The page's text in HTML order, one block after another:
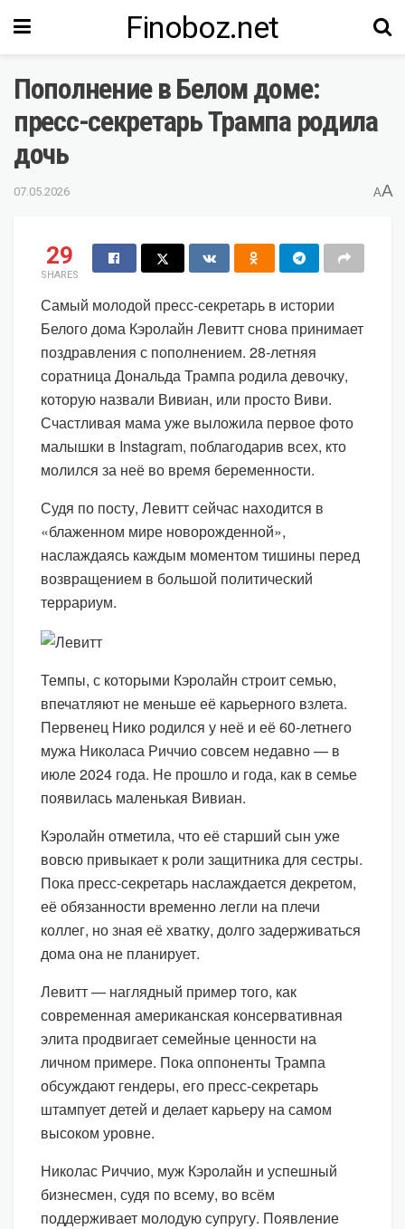
Finoboz.net
Пополнение в Белом доме:
пресс-секретарь Трампа родила
дочь
07.05.2026 AA
29
SHARES
Самый молодой пресс-секретарь в истории
Белого дома Кэролайн Левитт снова принимает
поздравления с пополнением. 28-летняя
соратница Дональда Трампа родила девочку,
которую назвали Вивиан, или просто Виви.
Счастливая мама уже выложила первое фото
малышки в Instagram, поблагодарив всех, кто
молился за неё во время беременности.
Судя по посту, Левитт сейчас находится в
«блаженном мире новорожденной»,
наслаждаясь каждым моментом тишины перед
возвращением в большой политический
террариум.
Темпы, с которыми Кэролайн строит семью,
впечатляют не меньше её карьерного взлета.
Первенец Нико родился у неё и её 60-летнего
мужа Николаса Риччио совсем недавно — в
июле 2024 года. Не прошло и года, как в семье
появилась маленькая Вивиан.
Кэролайн отметила, что её старший сын уже
вовсю привыкает к роли защитника для сестры.
Пока пресс-секретарь наслаждается декретом,
её обязанности временно легли на плечи
коллег, но зная её хватку, долго задерживаться
дома она не планирует.
Левитт — наглядный пример того, как
современная американская консервативная
элита продвигает семейные ценности на
личном примере. Пока оппоненты Трампа
обсуждают гендеры, его пресс-секретарь
штампует детей и делает карьеру на самом
высоком уровне.
Николас Риччио, муж Кэролайн и успешный
бизнесмен, судя по всему, во всём
поддерживает молодую супругу. Появление